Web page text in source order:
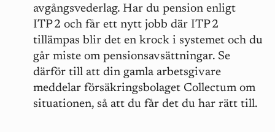
avgångsvederlag. Har du pension enligt
ITP 2 och får ett nytt jobb där ITP 2
tillämpas blir det en krock i systemet och du
går miste om pensionsavsättningar. Se
därför till att din gamla arbetsgivare
meddelar försäkringsbolaget Collectum om
situationen, så att du får det du har rätt till.